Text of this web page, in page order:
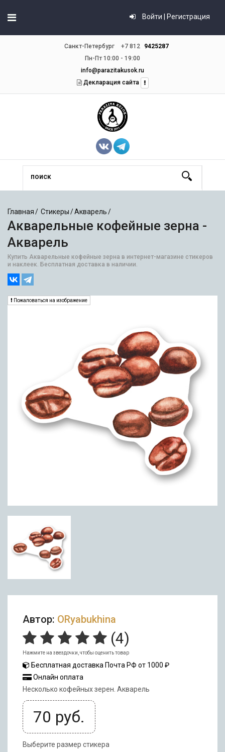
Войти | Регистрация
Санкт-Петербург +7 812
9425287
Пн-Пт 10:00 - 19:00
info@parazitakusok.ru
Декларация сайта
Главная Стикеры Акварель
Акварельные кофейные зерна -
Акварель
Купить Акварельные кофейные зерна в интернет-магазине стикеров
и наклеек. Бесплатная доставка в наличии.
Пожаловаться на изображение
Автор: ORyabukhina
(4)
Нажмите на звездочки, чтобы оценить товар
Бесплатная доставка Почта РФ от 1000 ₽
Онлайн оплата
Несколько кофейных зерен. Акварель
70 руб.
Выберите размер стикера